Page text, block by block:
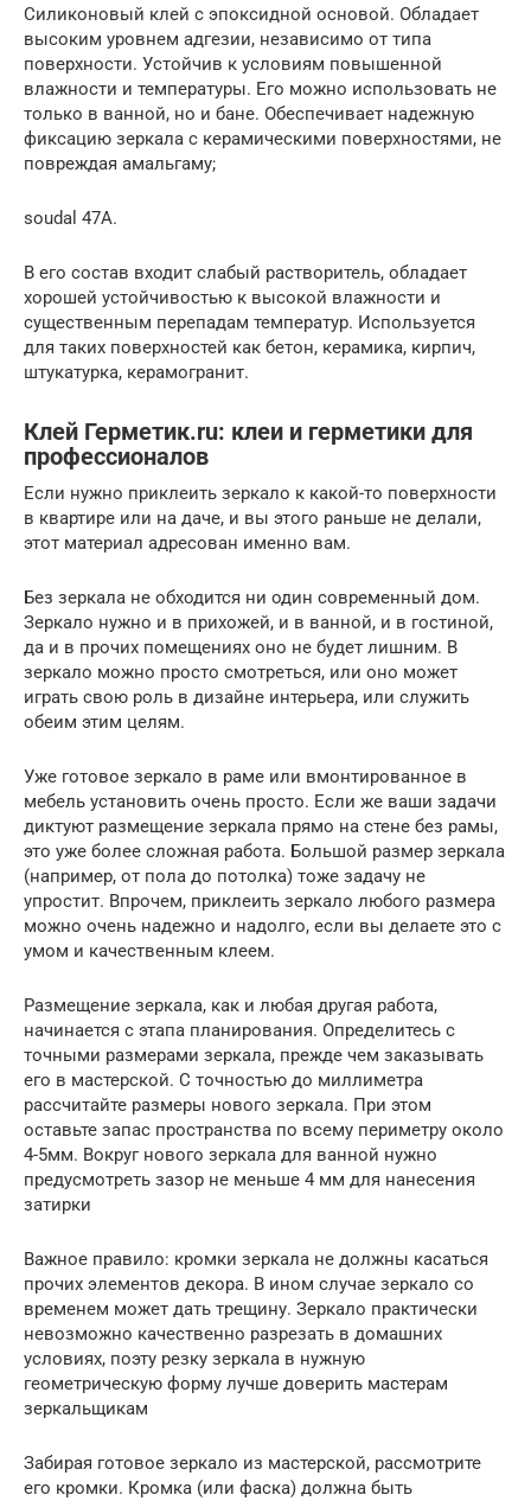
Силиконовый клей с эпоксидной основой. Обладает
высоким уровнем адгезии, независимо от типа
поверхности. Устойчив к условиям повышенной
влажности и температуры. Его можно использовать не
только в ванной, но и бане. Обеспечивает надежную
фиксацию зеркала с керамическими поверхностями, не
повреждая амальгаму;
soudal 47А.
В его состав входит слабый растворитель, обладает
хорошей устойчивостью к высокой влажности и
существенным перепадам температур. Используется
для таких поверхностей как бетон, керамика, кирпич,
штукатурка, керамогранит.
Клей Герметик.ru: клеи и герметики для
профессионалов
Если нужно приклеить зеркало к какой-то поверхности
в квартире или на даче, и вы этого раньше не делали,
этот материал адресован именно вам.
Без зеркала не обходится ни один современный дом.
Зеркало нужно и в прихожей, и в ванной, и в гостиной,
да и в прочих помещениях оно не будет лишним. В
зеркало можно просто смотреться, или оно может
играть свою роль в дизайне интерьера, или служить
обеим этим целям.
Уже готовое зеркало в раме или вмонтированное в
мебель установить очень просто. Если же ваши задачи
диктуют размещение зеркала прямо на стене без рамы,
это уже более сложная работа. Большой размер зеркала
(например, от пола до потолка) тоже задачу не
упростит. Впрочем, приклеить зеркало любого размера
можно очень надежно и надолго, если вы делаете это с
умом и качественным клеем.
Размещение зеркала, как и любая другая работа,
начинается с этапа планирования. Определитесь с
точными размерами зеркала, прежде чем заказывать
его в мастерской. С точностью до миллиметра
рассчитайте размеры нового зеркала. При этом
оставьте запас пространства по всему периметру около
4-5мм. Вокруг нового зеркала для ванной нужно
предусмотреть зазор не меньше 4 мм для нанесения
затирки
Важное правило: кромки зеркала не должны касаться
прочих элементов декора. В ином случае зеркало со
временем может дать трещину. Зеркало практически
невозможно качественно разрезать в домашних
условиях, поэту резку зеркала в нужную
геометрическую форму лучше доверить мастерам
зеркальщикам
Забирая готовое зеркало из мастерской, рассмотрите
его кромки. Кромка (или фаска) должна быть